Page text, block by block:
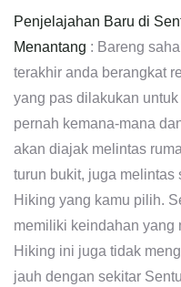
Penjelajahan Baru di
Menantang : Bareng
terakhir anda berangkat
yang pas dilakukan
pernah kemana-mana
akan diajak melintas
turun bukit, juga melintas
Hiking yang kamu pilih.
memiliki keindahan yang
Hiking ini juga tidak
jauh dengan sekitar